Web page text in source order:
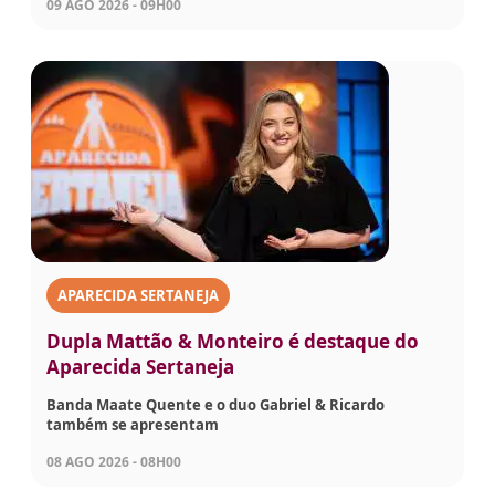
09 AGO 2026 - 09H00
APARECIDA SERTANEJA
Dupla Mattão & Monteiro é destaque do
Aparecida Sertaneja
Banda Maate Quente e o duo Gabriel & Ricardo
também se apresentam
08 AGO 2026 - 08H00